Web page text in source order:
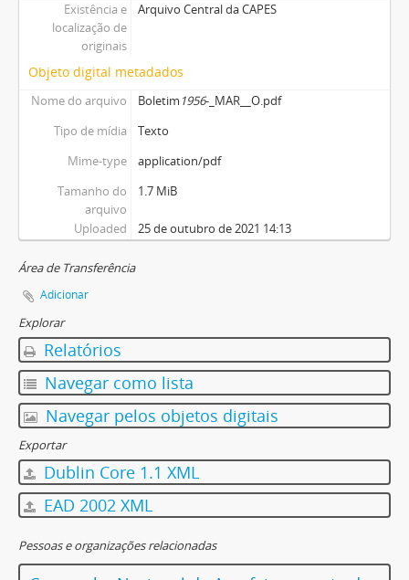
Existência e
localização de
originais
Arquivo Central da CAPES
Objeto digital metadados
Nome do arquivo Boletim 1956-_MAR__O.pdf
Tipo de mídia
Texto
Mime-type
application/pdf
Tamanho do
arquivo
1.7 MiB
Uploaded 25 de outubro de 2021 14:13
Área de Transferência
Adicionar
Explorar
Relatórios
Navegar como lista
Navegar pelos objetos digitais
Exportar
Dublin Core 1.1 XML
EAD 2002 XML
Pessoas e organizações relacionadas